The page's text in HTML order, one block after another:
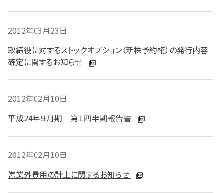
2012年03月23日
取締役に対するストックオプション（新株予約権）の発行内容
確定に関するお知らせ
2012年02月10日
平成24年９月期 第１四半期報告書
2012年02月10日
営業外費用の計上に関するお知らせ